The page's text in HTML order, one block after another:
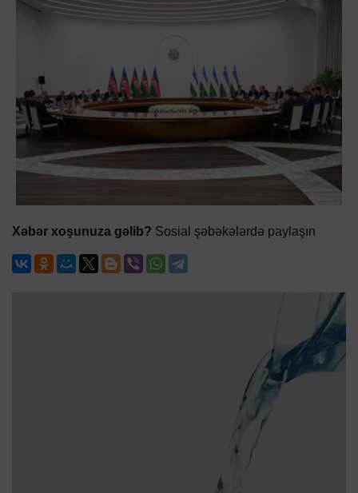
Xəbər xoşunuza gəlib? Sosial şəbəkələrdə paylaşın